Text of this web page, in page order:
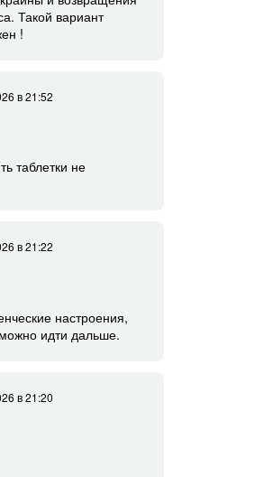
Такой вариант
!
в 21:52
таблетки не
в 21:22
настроения,
идти дальше.
в 21:20